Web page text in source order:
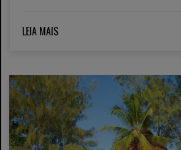
LEIA MAIS